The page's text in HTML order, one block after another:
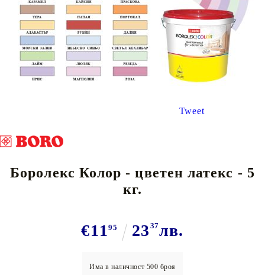
Tweet
Боролекс Колор - цветен латекс - 5
кг.
€1195 23 37лв.
Има в наличност 500 броя